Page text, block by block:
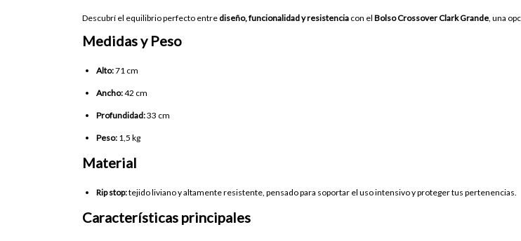
Descubrí el equilibrio perfecto entrediseño, funcionalidad y resistencia con el Bolso Crossover Clark Grande, una
Medidas y Peso
Alto:71 cm
Ancho:42 cm
Profundidad:33 cm
Peso: 1,5 kg
Material
Rip stop:tejido liviano y altamente resistente, pensado para soportar el uso intensivo y proteger tus pertenencias.
Características principales